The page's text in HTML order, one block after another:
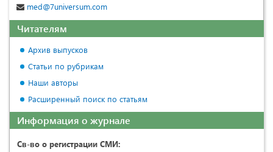
med@7universum.com
Читателям
Архив выпусков
Статьи по рубрикам
Наши авторы
Расширенный поиск по статьям
Информация о журнале
Св-во о регистрации СМИ: